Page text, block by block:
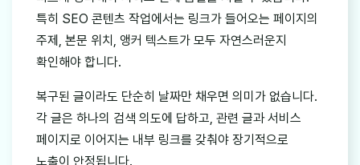
특히 SEO 콘텐츠 작업에서는 링크가 들어오는 페이지의
주제, 본문 위치, 앵커 텍스트가 모두 자연스러운지
확인해야 합니다.
복구된 글이라도 단순히 날짜만 채우면 의미가 없습니다.
각 글은 하나의 검색 의도에 답하고, 관련 글과 서비스
페이지로 이어지는 내부 링크를 갖춰야 장기적으로
노출이 안정됩니다.